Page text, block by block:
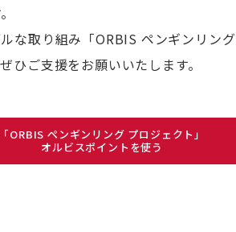
な取り組み「ORBIS ペンギンリング
ひご支援をお願いいたします。
「ORBIS ペンギンリング プロジェクト」
オルビスポイントを使う